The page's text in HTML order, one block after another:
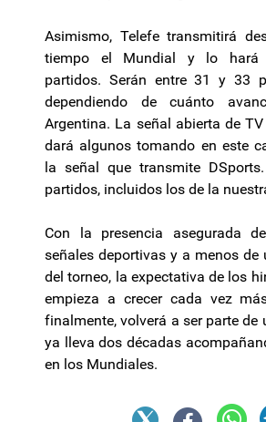
Asimismo, Telefe transmitirá
tiempo el Mundial y lo hará
partidos. Serán entre 31 y 33
dependiendo de cuánto
Argentina. La señal abierta de
dará algunos tomando en este
la señal que transmite
partidos, incluidos los de la
Con la presencia asegurada
señales deportivas y a menos de
del torneo, la expectativa de los
empieza a crecer cada vez
finalmente, volverá a ser parte de
ya lleva dos décadas
en los Mundiales.